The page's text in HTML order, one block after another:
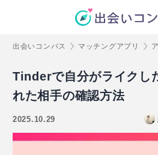
出会いコンパス マッチングアプリ
Tinderで自分がライクし
れた相手の確認方法
2025.10.29